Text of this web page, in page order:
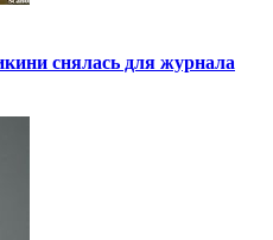
снялась для журнала